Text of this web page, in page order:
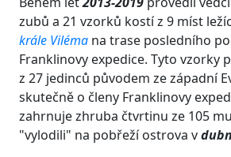
zubů a 21 vzorků kostí z 9 míst
krále Viléma na trase posledního
Franklinovy expedice. Tyto vzorky
z 27 jedinců původem ze západní
skutečně o členy Franklinovy
zahrnuje zhruba čtvrtinu ze 105
"vylodili" na pobřeží ostrova v